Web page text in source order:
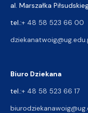
al. Marszałka
tel.:+ 48 58 523 66 00
Biuro Dziekana
tel.:+ 48 58 523 66 17